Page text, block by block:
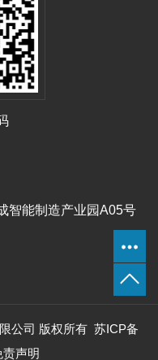
智能制造产业园A05号
公司 版权所有 苏ICP备
责声明